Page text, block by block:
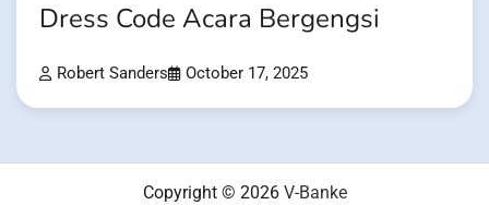
Dress Code Acara Bergengsi
Robert Sanders October 17, 2025
Copyright © 2026 V-Banke